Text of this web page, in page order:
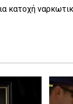
κατοχή